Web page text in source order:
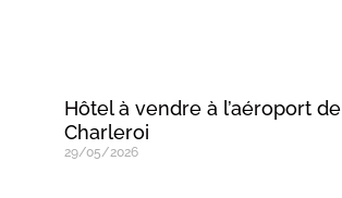
Hôtel à vendre à l’aéroport de
Charleroi
29/05/2026